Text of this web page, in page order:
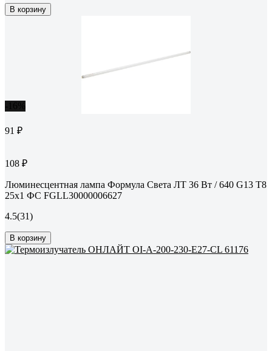
В корзину
91 ₽
108 ₽
Люминесцентная лампа Формула Света ЛТ 36 Вт / 640 G13 T8
25x1 ФС FGLL30000006627
4.5(31)
В корзину